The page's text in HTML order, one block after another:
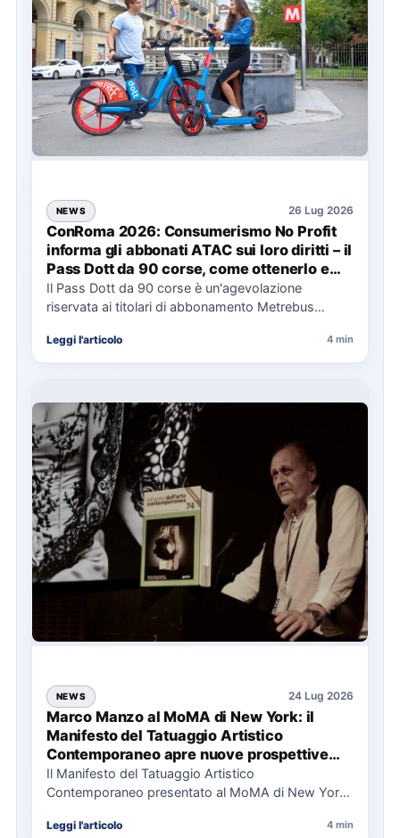
NEWS 26 Lug 2026
ConRoma 2026: Consumerismo No Profit
informa gli abbonati ATAC sui loro diritti – il
Pass Dott da 90 corse, come ottenerlo e
cosa spetta in caso di disservizi
Il Pass Dott da 90 corse è un'agevolazione
riservata ai titolari di abbonamento Metrebus
Leggi l'articolo 4 min
NEWS 24 Lug 2026
Marco Manzo al MoMA di New York: il
Manifesto del Tatuaggio Artistico
Contemporaneo apre nuove prospettive
per il collezionismo
Il Manifesto del Tatuaggio Artistico
Contemporaneo presentato al MoMA di New York
Leggi l'articolo 4 min